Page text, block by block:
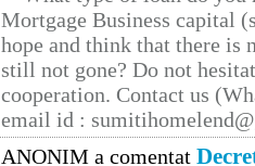
Mortgage Business capital
hope and think that there is
still not gone? Do not
cooperation. Contact us
email id :
ANONIM a comentat